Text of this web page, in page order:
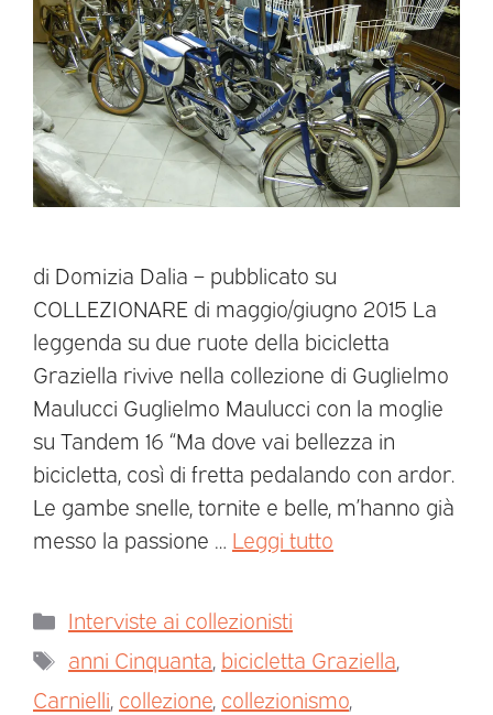
di Domizia Dalia – pubblicato su
COLLEZIONARE di maggio/giugno 2015 La
leggenda su due ruote della bicicletta
Graziella rivive nella collezione di Guglielmo
Maulucci Guglielmo Maulucci con la moglie
su Tandem 16 “Ma dove vai bellezza in
bicicletta, così di fretta pedalando con ardor.
Le gambe snelle, tornite e belle, m’hanno già
messo la passione … Leggi tutto
Interviste ai collezionisti
anni Cinquanta, bicicletta Graziella,
Carnielli, collezione, collezionismo,